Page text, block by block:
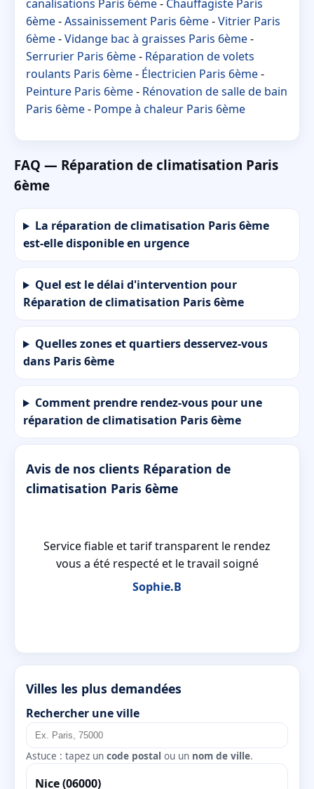
canalisations Paris 6ème- Chauffagiste Paris
6ème-Assainissement Paris 6ème-Vitrier Paris
6ème-Vidange bac à graisses Paris 6ème-
Serrurier Paris 6ème- Réparation de volets
roulants Paris 6ème- Électricien Paris 6ème-
Peinture Paris 6ème- Rénovation de salle de bain
Paris 6ème- Pompe à chaleur Paris 6ème
FAQ — Réparation de climatisation Paris
6ème
La réparation de climatisation Paris 6ème
est-elle disponible en urgence
Quel est le délai d'intervention pour
Réparation de climatisation Paris 6ème
Quelles zones et quartiers desservez-vous
dans Paris 6ème
Comment prendre rendez-vous pour une
réparation de climatisation Paris 6ème
Avis de nos clients Réparation de
climatisation Paris 6ème
Service fiable et tarif transparent le rendez
vous a été respecté et le travail soigné
Sophie.B
Villes les plus demandées
Rechercher une ville
Astuce : tapez un code postal ou un nom de ville.
Nice (06000)